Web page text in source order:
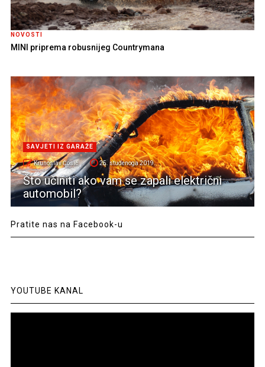
NOVOSTI
MINI priprema robusnijeg Countrymana
SAVJETI IZ GARAŽE
Krunoslav Ćosić 25. studenoga 2019.
Što učiniti ako vam se zapali električni
automobil?
Pratite nas na Facebook-u
YOUTUBE KANAL